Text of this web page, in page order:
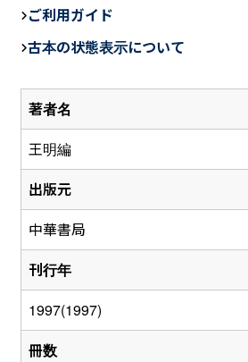
著者名
王明編
出版元
中華書局
刊行年
1997(1997)
冊数
個
e
b
o
o
ご利用ガイド
古本の状態表示について